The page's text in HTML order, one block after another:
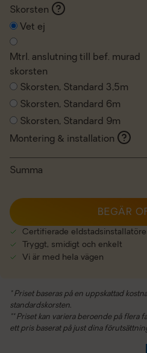
Skorsten
Vet ej
Mtrl. anslutning till bef. murad
skorsten
Skorsten, Standard 3,5m
Skorsten, Standard 6m
Skorsten, Standard 9m
Montering & installation
Summa
Certifierade
Tryggt, smidigt och enkelt
Vi är med hela vägen
BEGÄR
* Priset baseras på en uppskattad
standardskorsten.
** Priset kan variera beroende på flera
ett pris baserat på just dina